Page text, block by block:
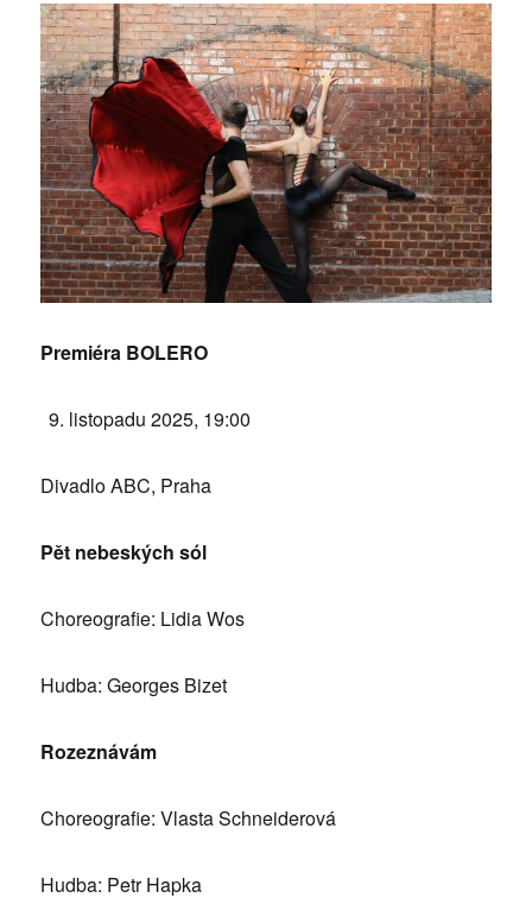
Premiéra BOLERO
listopadu 2025, 19:00
Divadlo ABC, Praha
Pět nebeských sól
Choreografie: Lidia Wos
Hudba: Georges Bizet
Rozeznávám
Choreografie: Vlasta Schneiderová
Hudba: Petr Hapka